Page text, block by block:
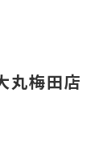
丸梅田店